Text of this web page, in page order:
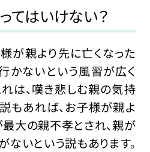
てはいけない？
が親より先に亡くなった
かないという風習が広く
は、嘆き悲しむ親の気持
もあれば、お子様が親よ
最大の親不孝とされ、親が
いという説もあります。